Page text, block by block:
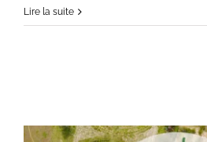
Lire la suite